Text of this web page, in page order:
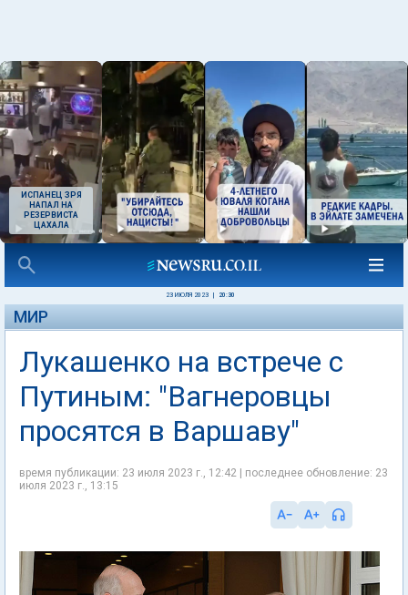
ИСПАНЕЦ ЗРЯ
НАПАЛ НА
РЕЗЕРВИСТА
ЦАХАЛА
23 ИЮЛЯ 2023 20:30
МИР
Лукашенко на встрече с
Путиным: "Вагнеровцы
просятся в Варшаву"
время публикации: 23 июля 2023 г., 12:42 | последнее обновление: 23
июля 2023 г., 13:15